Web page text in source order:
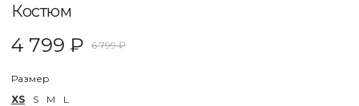
Костюм
4 799 ₽ 6 799 ₽
Размер
XS
S M L